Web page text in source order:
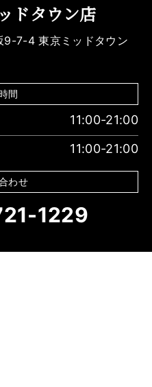
ドタウン店
7-4 東京ミッドタウン
間
11:00-21:00
11:00-21:00
わせ
1229